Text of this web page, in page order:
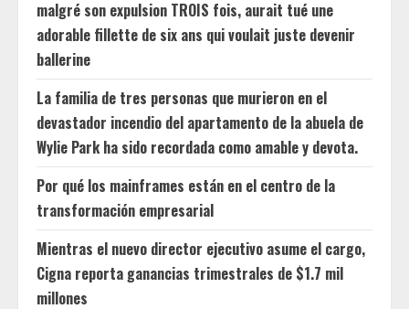
malgré son expulsion TROIS fois, aurait tué une
adorable fillette de six ans qui voulait juste devenir
ballerine
La familia de tres personas que murieron en el
devastador incendio del apartamento de la abuela de
Wylie Park ha sido recordada como amable y devota.
Por qué los mainframes están en el centro de la
transformación empresarial
Mientras el nuevo director ejecutivo asume el cargo,
Cigna reporta ganancias trimestrales de $1.7 mil
millones